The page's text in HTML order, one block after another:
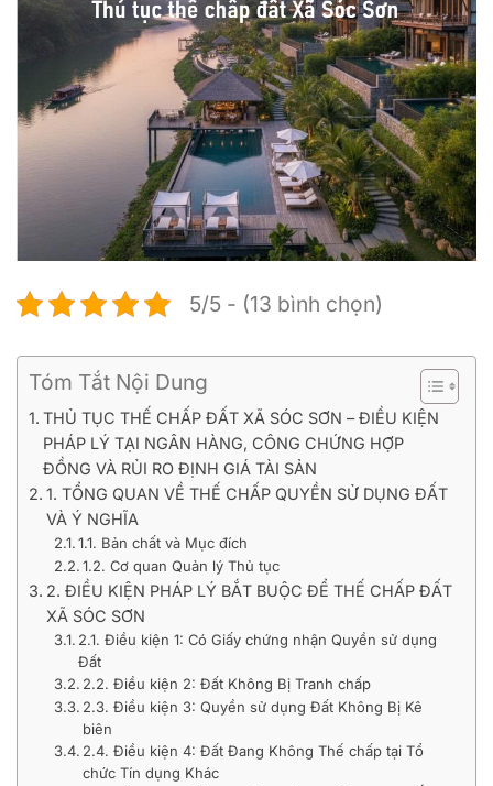
5/5 - (13 bình chọn)
Tóm Tắt Nội Dung
THỦ TỤC THẾ CHẤP ĐẤT XÃ SÓC SƠN – ĐIỀU KIỆN
PHÁP LÝ TẠI NGÂN HÀNG, CÔNG CHỨNG HỢP
ĐỒNG VÀ RỦI RO ĐỊNH GIÁ TÀI SẢN
1. TỔNG QUAN VỀ THẾ CHẤP QUYỀN SỬ DỤNG ĐẤT
VÀ Ý NGHĨA
1.1. Bản chất và Mục đích
1.2. Cơ quan Quản lý Thủ tục
2. ĐIỀU KIỆN PHÁP LÝ BẮT BUỘC ĐỂ THẾ CHẤP ĐẤT
XÃ SÓC SƠN
2.1. Điều kiện 1: Có Giấy chứng nhận Quyền sử dụng
Đất
2.2. Điều kiện 2: Đất Không Bị Tranh chấp
2.3. Điều kiện 3: Quyền sử dụng Đất Không Bị Kê
biên
2.4. Điều kiện 4: Đất Đang Không Thế chấp tại Tổ
chức Tín dụng Khác